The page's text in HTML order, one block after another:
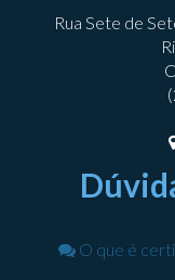
Rua Sete de
O que é